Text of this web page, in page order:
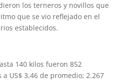
los terneros y novillos que
que se vio reflejado en el
establecidos.
140 kilos fueron 852
US$ 3,46 de promedio; 2.267